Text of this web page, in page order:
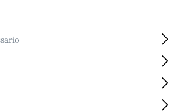
Tri-Rail